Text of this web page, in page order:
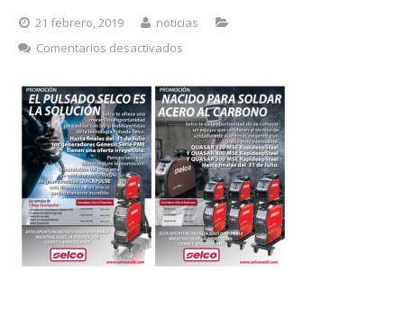
21 febrero, 2019
noticias
Comentarios desactivados
min